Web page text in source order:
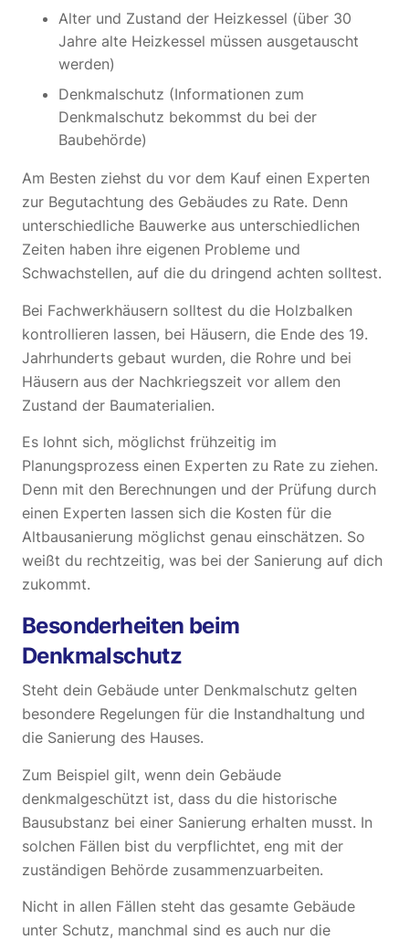
Alter und Zustand der Heizkessel (über 30
Jahre alte Heizkessel müssen ausgetauscht
werden)
Denkmalschutz (Informationen zum
Denkmalschutz bekommst du bei der
Baubehörde)
Am Besten ziehst du vor dem Kauf einen Experten
zur Begutachtung des Gebäudes zu Rate. Denn
unterschiedliche Bauwerke aus unterschiedlichen
Zeiten haben ihre eigenen Probleme und
Schwachstellen, auf die du dringend achten solltest.
Bei Fachwerkhäusern solltest du die Holzbalken
kontrollieren lassen, bei Häusern, die Ende des 19.
Jahrhunderts gebaut wurden, die Rohre und bei
Häusern aus der Nachkriegszeit vor allem den
Zustand der Baumaterialien.
Es lohnt sich, möglichst frühzeitig im
Planungsprozess einen Experten zu Rate zu ziehen.
Denn mit den Berechnungen und der Prüfung durch
einen Experten lassen sich die Kosten für die
Altbausanierung möglichst genau einschätzen. So
weißt du rechtzeitig, was bei der Sanierung auf dich
zukommt.
Besonderheiten beim
Denkmalschutz
Steht dein Gebäude unter Denkmalschutz gelten
besondere Regelungen für die Instandhaltung und
die Sanierung des Hauses.
Zum Beispiel gilt, wenn dein Gebäude
denkmalgeschützt ist, dass du die historische
Bausubstanz bei einer Sanierung erhalten musst. In
solchen Fällen bist du verpflichtet, eng mit der
zuständigen Behörde zusammenzuarbeiten.
Nicht in allen Fällen steht das gesamte Gebäude
unter Schutz, manchmal sind es auch nur die